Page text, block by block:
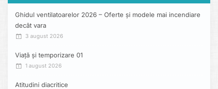
Ghidul ventilatoarelor 2026 – Oferte și modele mai incendiare
decât vara
3 august 2026
Viață și temporizare 01
1 august 2026
Atitudini diacritice